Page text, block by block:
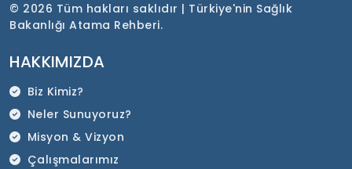
© 2026 Tüm hakları saklıdır | Türkiye'nin Sağlık
Bakanlığı Atama Rehberi.
HAKKIMIZDA
Biz Kimiz?
Neler Sunuyoruz?
Misyon & Vizyon
Çalışmalarımız